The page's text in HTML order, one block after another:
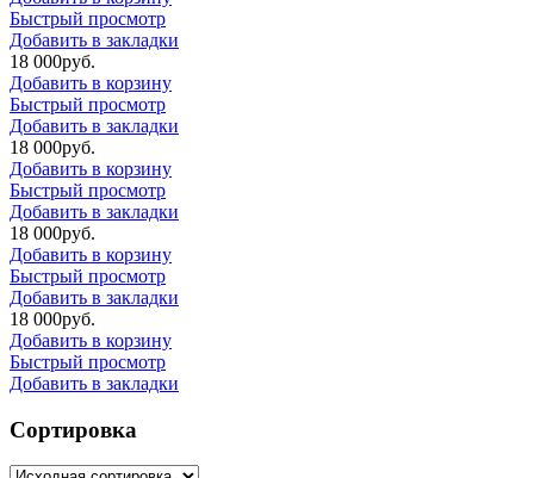
Быстрый просмотр
Добавить в закладки
18 000руб.
Добавить в корзину
Быстрый просмотр
Добавить в закладки
18 000руб.
Добавить в корзину
Быстрый просмотр
Добавить в закладки
18 000руб.
Добавить в корзину
Быстрый просмотр
Добавить в закладки
18 000руб.
Добавить в корзину
Быстрый просмотр
Добавить в закладки
Сортировка